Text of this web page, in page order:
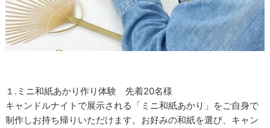
１.ミニ和紙あかり作り体験 先着20名様
キャンドルナイトで展示される「ミニ和紙あかり」をご自身で
制作しお持ち帰りいただけます。お好みの和紙を選び、キャン